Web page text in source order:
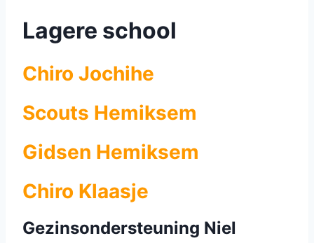
Lagere school
Chiro Jochihe
Scouts Hemiksem
Gidsen Hemiksem
Chiro Klaasje
Gezinsondersteuning Niel